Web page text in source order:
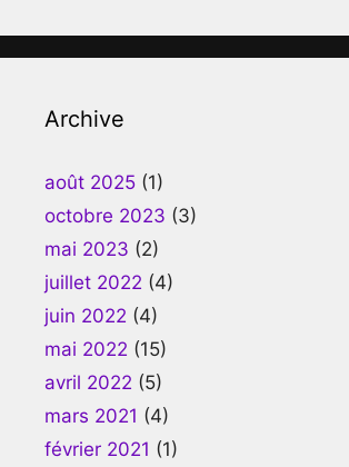
Archive
août 2025 (1)
octobre 2023 (3)
mai 2023 (2)
juillet 2022 (4)
juin 2022 (4)
mai 2022 (15)
avril 2022 (5)
mars 2021 (4)
février 2021 (1)